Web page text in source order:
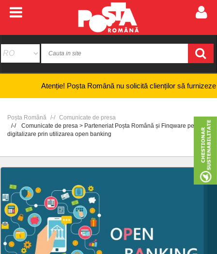
Atenție! Poșta Română nu solicită clienților să furnizeze
Poșta Română
Comunicate de presa
Comunicate de presa > Parteneriat Poșta Română și Finqware pentru
digitalizare prin utilizarea open banking